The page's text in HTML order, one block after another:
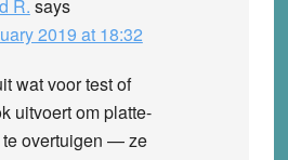
R. says
2019 at 18:32
wat voor test of
uitvoert om platte-
overtuigen — ze